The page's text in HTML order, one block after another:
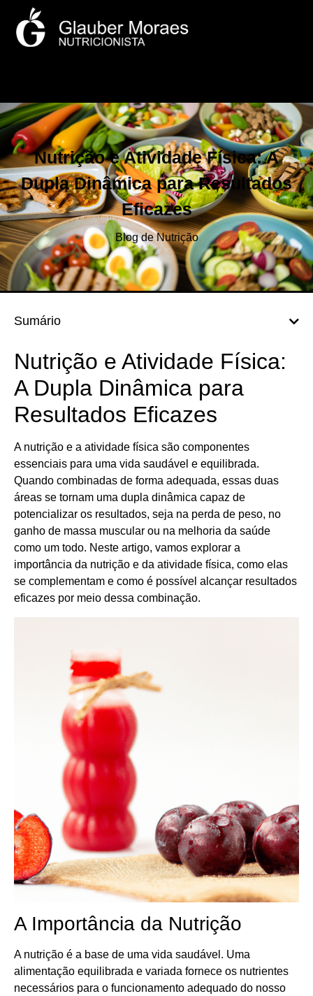
Nutrição e Atividade Física: A
Dupla Dinâmica para Resultados
Eficazes
Blog de Nutrição
Sumário
Nutrição e Atividade Física:
A Dupla Dinâmica para
Resultados Eficazes
A nutrição e a atividade física são componentes
essenciais para uma vida saudável e equilibrada.
Quando combinadas de forma adequada, essas duas
áreas se tornam uma dupla dinâmica capaz de
potencializar os resultados, seja na perda de peso, no
ganho de massa muscular ou na melhoria da saúde
como um todo. Neste artigo, vamos explorar a
importância da nutrição e da atividade física, como elas
se complementam e como é possível alcançar resultados
eficazes por meio dessa combinação.
A Importância da Nutrição
A nutrição é a base de uma vida saudável. Uma
alimentação equilibrada e variada fornece os nutrientes
necessários para o funcionamento adequado do nosso